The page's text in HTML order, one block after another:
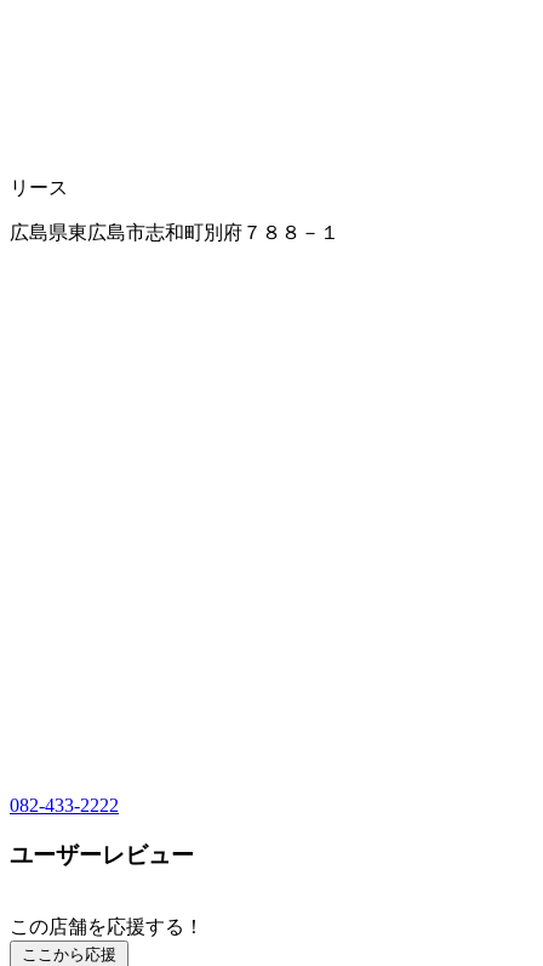
リース
広島県東広島市志和町別府７８８－１
082-433-2222
ユーザーレビュー
この店舗を応援する！
ここから応援